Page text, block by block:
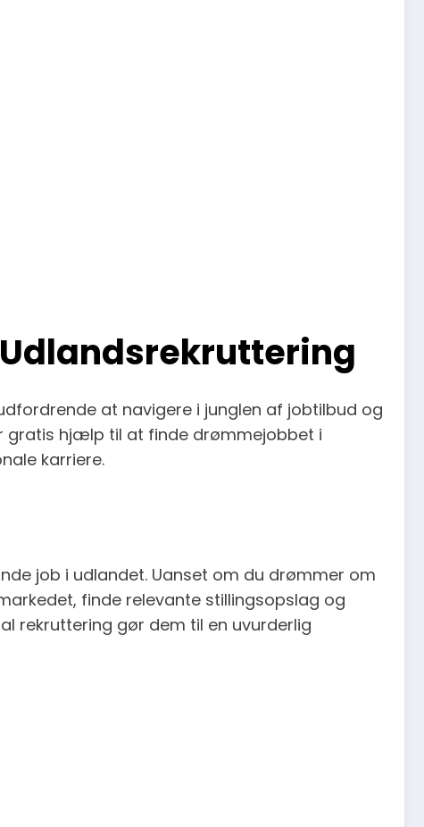
at navigere i junglen af jobtilbud og
gratis hjælp til at finde drømmejobbet i
karriere.
job i udlandet. Uanset om du drømmer om
finde relevante stillingsopslag og
rekruttering gør dem til en uvurderlig